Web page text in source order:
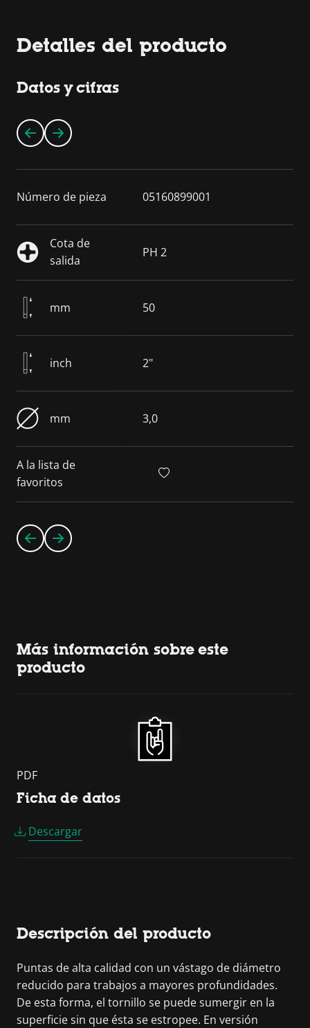
Detalles del producto
Datos y cifras
Número de pieza 05160899001
Cota de
salida
PH 2
mm 50
inch 2"
mm 3,0
A la lista de
favoritos
Más información sobre este
producto
PDF
Ficha de datos
Descargar
Descripción del producto
Puntas de alta calidad con un vástago de diámetro
reducido para trabajos a mayores profundidades.
De esta forma, el tornillo se puede sumergir en la
superficie sin que ésta se estropee. En versión